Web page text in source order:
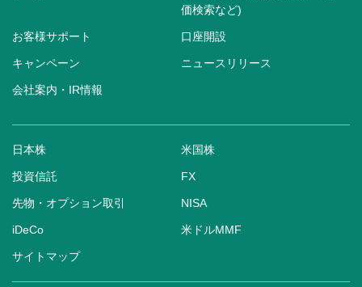
価検索など)
お客様サポート 口座開設
キャンペーン ニュースリリース
会社案内・IR情報
日本株 米国株
投資信託 FX
先物・オプション取引 NISA
iDeCo 米ドルMMF
サイトマップ